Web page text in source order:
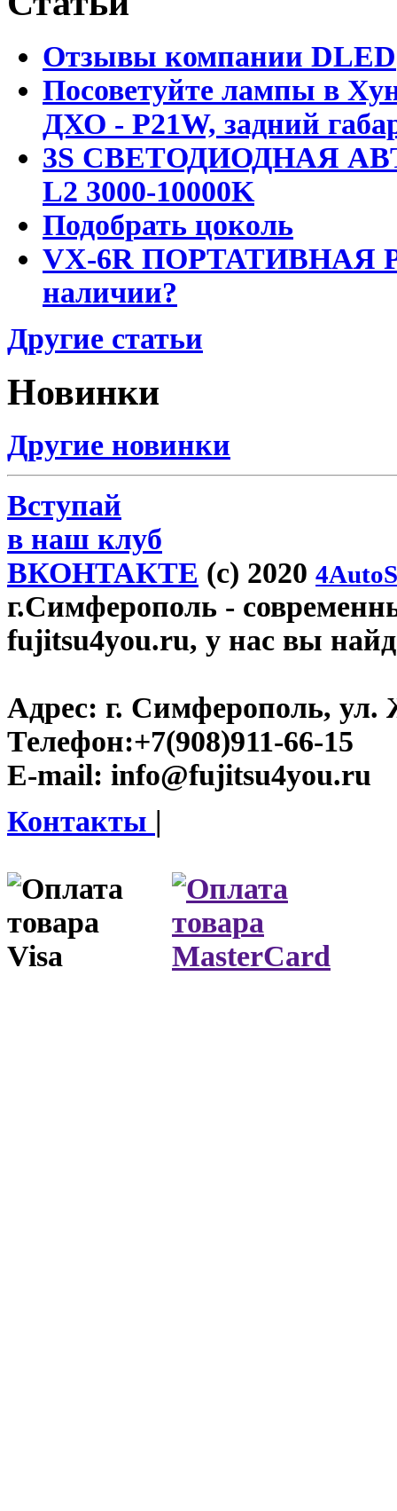
Отзывы компании DLED
Посоветуйте лампы в
ДХО - P21W, задний
3S СВЕТОДИОДНАЯ
L2 3000-10000K
Подобрать цоколь
VX-6R ПОРТАТИВНАЯ
наличии?
Другие статьи
Новинки
Другие новинки
Вступай
в наш клуб
ВКОНТАКТЕ (c) 2020
г.Симферополь -
fujitsu4you.ru, у нас вы
Адрес: г. Симферополь, ул.
Телефон:+7(908)911-66-15
E-mail: info@fujitsu4you.ru
Контакты |